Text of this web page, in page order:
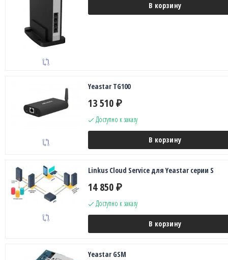
В корзину
Yeastar TG100
13 510 ₽
Доступно к заказу
В корзину
Linkus Cloud Service для Yeastar серии S
14 850 ₽
Доступно к заказу
В корзину
Yeastar GSM